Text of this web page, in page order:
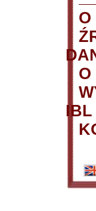
O
O
IBL